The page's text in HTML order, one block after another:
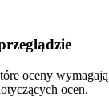
oceny
ocen.